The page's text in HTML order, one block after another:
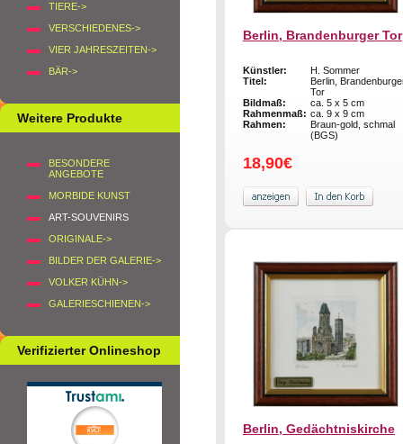
TIERE->
VERSCHIEDENES->
VIER JAHRESZEITEN->
BÄR->
Weitere Produkte
BESONDERE
ANGEBOTE
MORBIDE KUNST
ART-SOUVENIRS
ORIGINALE->
BILDER DER GALERIE->
VOLKER KÜHN->
GALERIESCHIENEN->
Verifizierter Onlineshop
Berlin, Brandenburger Tor
Künstler:
H. Sommer
Titel:
Berlin,
Tor
Bildmaß:
ca. 5 x 5 cm
Rahmenmaß: ca. 9 x 9 cm
Rahmen:
Braun-gold, schmal
(BGS)
18,90€
Berlin, Gedächtniskirche